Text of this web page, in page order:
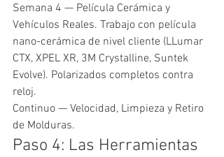
Semana 4 — Película Cerámica y
Vehículos Reales. Trabajo con película
nano-cerámica de nivel cliente (LLumar
CTX, XPEL XR, 3M Crystalline, Suntek
Evolve). Polarizados completos contra
reloj.
Continuo — Velocidad, Limpieza y Retiro
de Molduras.
Paso 4: Las Herramientas